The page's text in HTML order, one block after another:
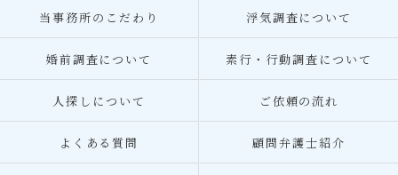
当事務所のこだわり 浮気調査について
婚前調査について 素行・行動調査について
人探しについて ご依頼の流れ
よくある質問 顧問弁護士紹介